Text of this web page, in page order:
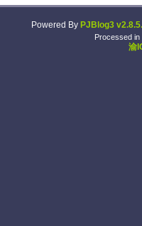
Powered By PJBlog3
Processed in
渝